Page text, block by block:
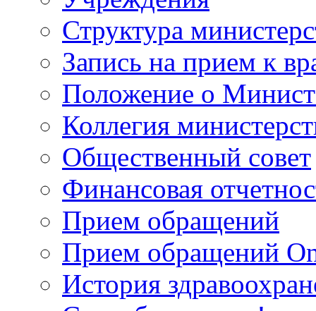
Структура
Запись на прием к
Положение о
Коллегия
Общественный совет
Финансовая
Прием обращений
Прием обращений
История